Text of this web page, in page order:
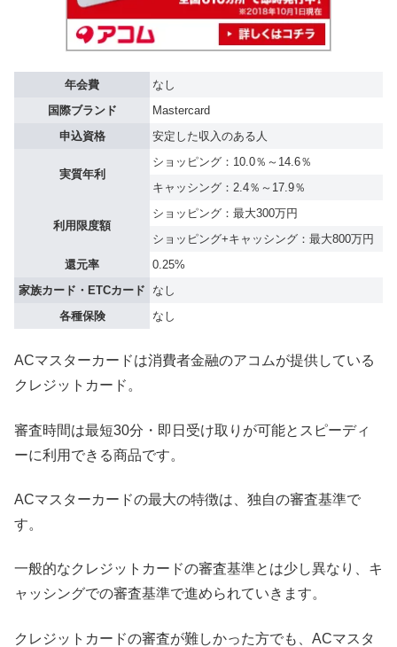
年会費
なし
国際ブランド
Mastercard
申込資格
安定した収入のある人
実質年利
ショッピング：10.0％～14.6％
キャッシング：2.4％～17.9％
利用限度額
ショッピング：最大300万円
ショッピング+キャッシング：最大800万円
還元率
0.25%
家族カード・ETCカード
なし
各種保険
なし
ACマスターカードは消費者金融のアコムが提供している
クレジットカード。
審査時間は最短30分・即日受け取りが可能とスピーディ
ーに利用できる商品です。
ACマスターカードの最大の特徴は、独自の審査基準で
す。
一般的なクレジットカードの審査基準とは少し異なり、キ
ャッシングでの審査基準で進められていきます。
クレジットカードの審査が難しかった方でも、ACマスタ